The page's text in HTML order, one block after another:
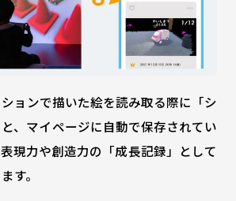
ョンで描いた絵を読み取る際に「シ
、マイページに自動で保存されてい
現力や創造力の「成長記録」として
す。